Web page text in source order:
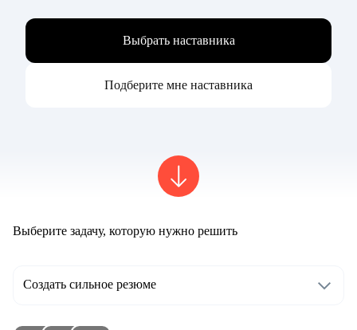
Выбрать наставника
Подберите мне наставника
Выберите задачу, которую нужно решить
Создать сильное резюме